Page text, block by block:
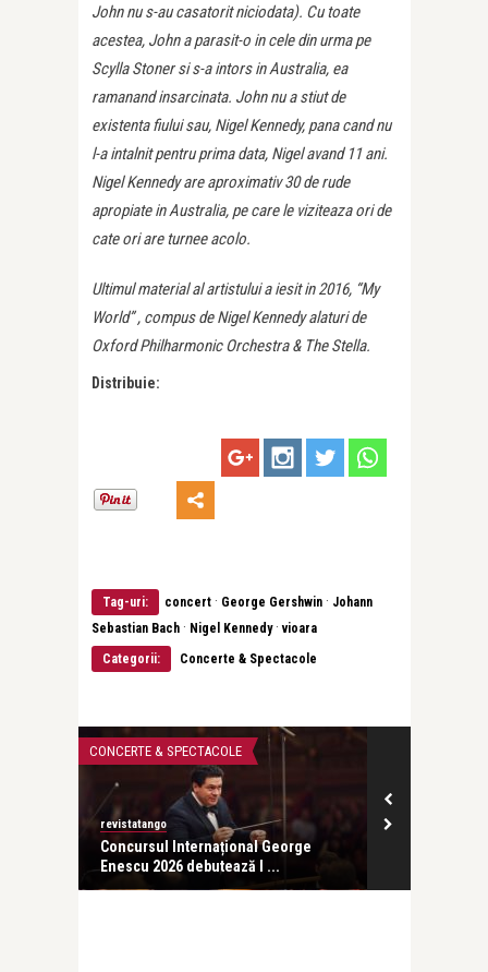
John nu s-au casatorit niciodata). Cu toate
acestea, John a parasit-o in cele din urma pe
Scylla Stoner si s-a intors in Australia, ea
ramanand insarcinata. John nu a stiut de
existenta fiului sau, Nigel Kennedy, pana cand nu
l-a intalnit pentru prima data, Nigel avand 11 ani.
Nigel Kennedy are aproximativ 30 de rude
apropiate in Australia, pe care le viziteaza ori de
cate ori are turnee acolo.
Ultimul material al artistului a iesit in 2016, “My
World” , compus de Nigel Kennedy alaturi de
Oxford Philharmonic Orchestra & The Stella.
Distribuie:
Tag-uri: concert · George Gershwin · Johann
Sebastian Bach · Nigel Kennedy·vioara
Categorii:
Concerte & Spectacole
CONCERTE & SPECTACOLE
revistatango
Concursul Internațional George
Enescu 2026 debutează l ...